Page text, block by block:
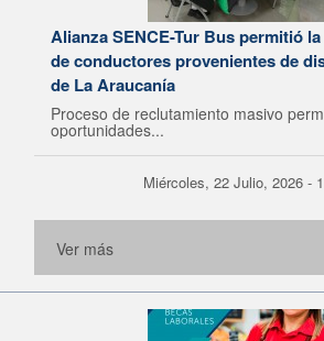
Alianza SENCE-Tur Bus permitió
de conductores provenientes de
de La Araucanía
Proceso de reclutamiento masivo
oportunidades...
Miércoles, 22 Julio, 2026 -
Ver más